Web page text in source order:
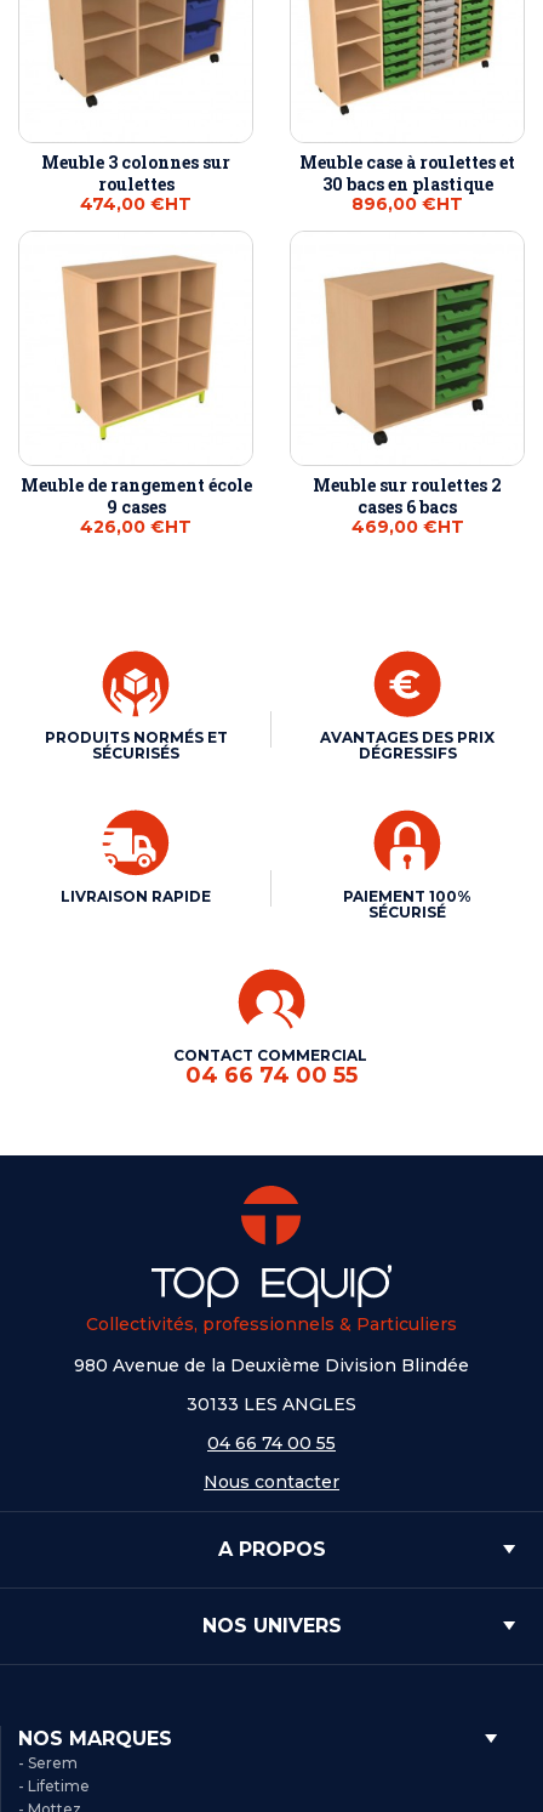
Meuble 3 colonnes sur
roulettes
474,00 €HT
Meuble case à roulettes et
30 bacs en plastique
896,00 €HT
Meuble de rangement école
9 cases
426,00 €HT
Meuble sur roulettes 2
cases 6 bacs
469,00 €HT
PRODUITS NORMÉS ET
SÉCURISÉS
AVANTAGES DES PRIX
DÉGRESSIFS
LIVRAISON RAPIDE
PAIEMENT 100%
SÉCURISÉ
CONTACT COMMERCIAL
04 66 74 00 55
Collectivités, professionnels & Particuliers
980 Avenue de la Deuxième Division Blindée
30133 LES ANGLES
04 66 74 00 55
Nous contacter
A PROPOS
NOS UNIVERS
NOS MARQUES
- Serem
- Lifetime